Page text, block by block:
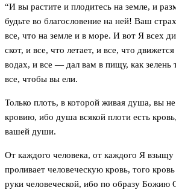
“И вы растите и плодитесь на земле, и
будьте во благословение на ней! Ваш
все, что на земле и в море. И вот Я всех
скот, и все, что летает, и все, что
водах, и все — дал вам в пищу, как зелень
все, чтобы вы ели.
Только плоть, в которой живая душа, вы
кровию, ибо душа всякой плоти есть
вашей души.
От каждого человека, от каждого Я взыщу
проливает человеческую кровь, того
руки человеческой, ибо по образу